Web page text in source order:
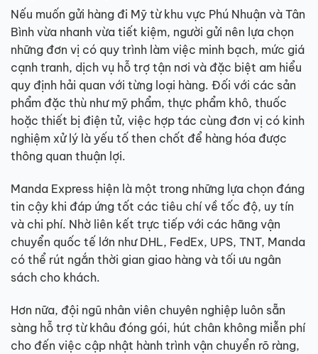
Nếu muốn gửi hàng đi Mỹ từ khu vực Phú Nhuận và Tân
Bình vừa nhanh vừa tiết kiệm, người gửi nên lựa chọn
những đơn vị có quy trình làm việc minh bạch, mức giá
cạnh tranh, dịch vụ hỗ trợ tận nơi và đặc biệt am hiểu
quy định hải quan với từng loại hàng. Đối với các sản
phẩm đặc thù như mỹ phẩm, thực phẩm khô, thuốc
hoặc thiết bị điện tử, việc hợp tác cùng đơn vị có kinh
nghiệm xử lý là yếu tố then chốt để hàng hóa được
thông quan thuận lợi.
Manda Express hiện là một trong những lựa chọn đáng
tin cậy khi đáp ứng tốt các tiêu chí về tốc độ, uy tín
và chi phí. Nhờ liên kết trực tiếp với các hãng vận
chuyển quốc tế lớn như DHL, FedEx, UPS, TNT, Manda
có thể rút ngắn thời gian giao hàng và tối ưu ngân
sách cho khách.
Hơn nữa, đội ngũ nhân viên chuyên nghiệp luôn sẵn
sàng hỗ trợ từ khâu đóng gói, hút chân không miễn phí
cho đến việc cập nhật hành trình vận chuyển rõ ràng,